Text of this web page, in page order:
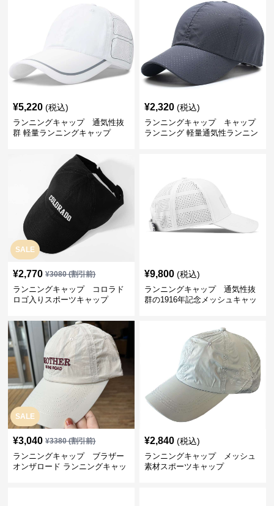
¥5,220 (税込)
ランニングキャップ 通気性抜
群 軽量ランニングキャップ
¥2,320 (税込)
ランニングキャップ キャップ
ランニング 軽量通気性ランニン
SALE
¥2,770 ¥3080(割引前)
ランニングキャップ コロラド
ロゴ入りスポーツキャップ
¥9,800 (税込)
ランニングキャップ 通気性抜
群の1916年記念メッシュキャッ
SALE
¥3,040 ¥3380(割引前)
ランニングキャップ ブラザー
オンザロード ランニングキャッ
¥2,840 (税込)
ランニングキャップ メッシュ
素材スポーツキャップ